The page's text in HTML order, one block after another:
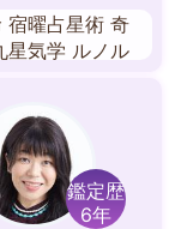
宿曜占星術 奇
星気学 ルノル
鑑定歴
6年